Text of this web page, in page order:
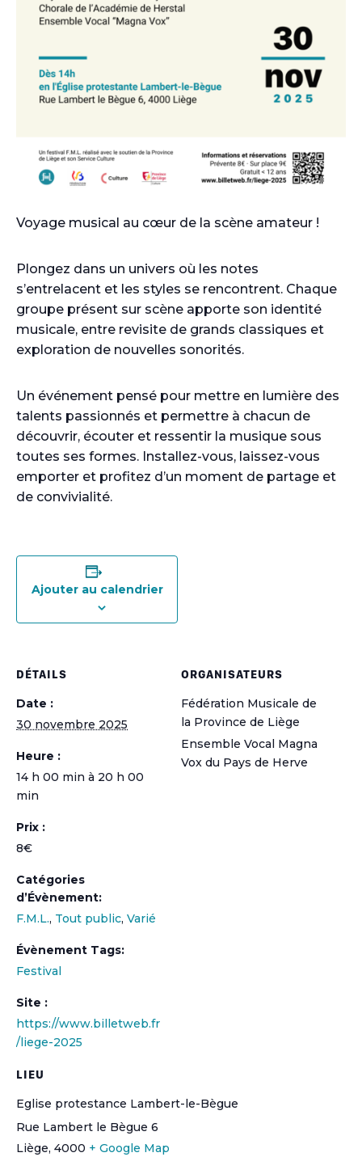
Voyage musical au cœur de la scène amateur !
Plongez dans un univers où les notes
s’entrelacent et les styles se rencontrent. Chaque
groupe présent sur scène apporte son identité
musicale, entre revisite de grands classiques et
exploration de nouvelles sonorités.
Un événement pensé pour mettre en lumière des
talents passionnés et permettre à chacun de
découvrir, écouter et ressentir la musique sous
toutes ses formes. Installez-vous, laissez-vous
emporter et profitez d’un moment de partage et
de convivialité.
Ajouter au calendrier
DÉTAILS
Date :
30 novembre 2025
Heure :
14 h 00 min à 20 h 00
min
Prix :
8€
Catégories
d’Évènement:
F.M.L., Tout public, Varié
Évènement Tags:
Festival
Site :
https://www.billetweb.fr
/liege-2025
LIEU
Eglise protestance Lambert-le-Bègue
Rue Lambert le Bègue 6
Liège, 4000 + Google Map
ORGANISATEURS
Fédération Musicale de
la Province de Liège
Ensemble Vocal Magna
Vox du Pays de Herve